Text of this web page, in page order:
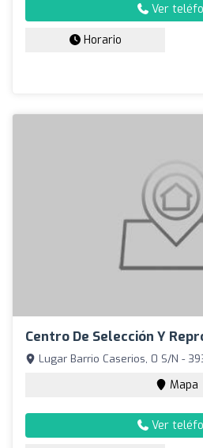
Ver
Horario
Centro De Selección Y
Lugar Barrio Caserios, 0 S/N -
Mapa
Ver